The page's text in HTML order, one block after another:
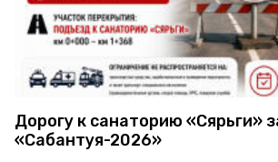
Дорогу к санаторию «Сярьги»
«Сабантуя-2026»